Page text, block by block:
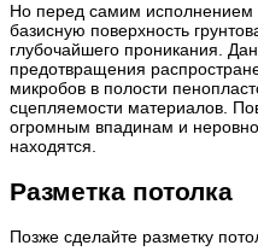
Но перед самим исполнением
базисную поверхность
глубочайшего проникания.
предотвращения
микробов в полости
сцепляемости материалов.
огромным впадинам и
находятся.
Разметка потолка
Позже сделайте разметку